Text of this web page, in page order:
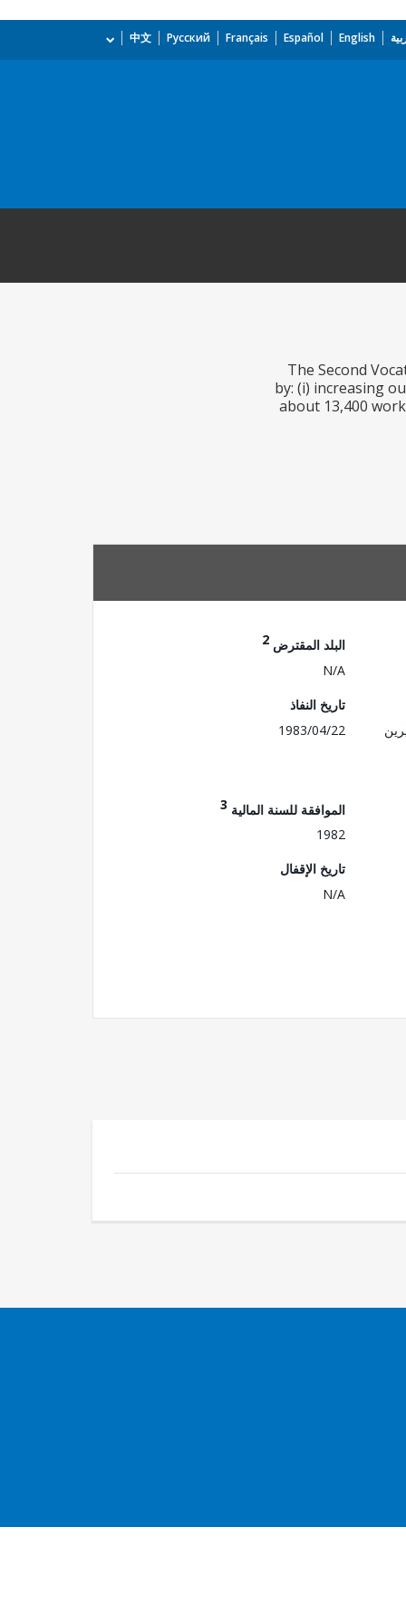
English
Español
Français
Русский
中文
The Second
by: (i) increasing
about 13,400
البلد المقترض 2
N/A
تاريخ النفاذ
1983/04/22
الموافقة للسنة المالية 3
1982
تاريخ الإقفال
N/A